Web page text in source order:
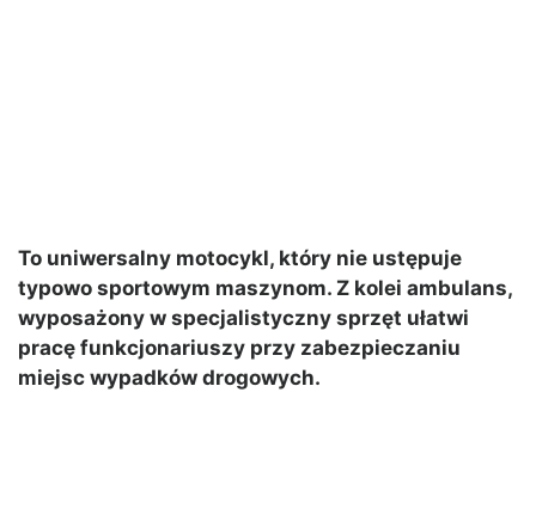
To uniwersalny motocykl, który nie ustępuje
typowo sportowym maszynom. Z kolei ambulans,
wyposażony w specjalistyczny sprzęt ułatwi
pracę funkcjonariuszy przy zabezpieczaniu
miejsc wypadków drogowych.